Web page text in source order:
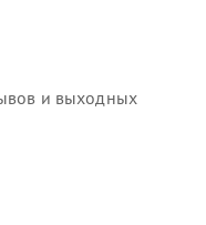
и выходных